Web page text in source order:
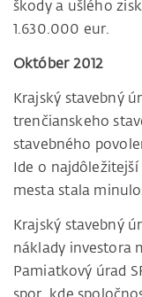
škody a ušlého
1.630.000 eur.
Október 2012
Krajský stavebný
trenčianskeho
stavebného
Ide o
mesta stala
Krajský stavebný
náklady investora
Pamiatkový úrad